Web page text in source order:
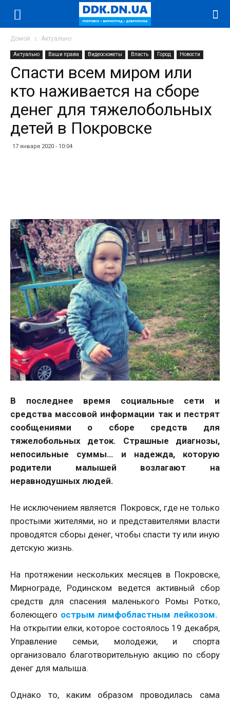
Домой Актуально
Актуально Ваши права Видеосюжеты Власть Город Новости
Спасти всем миром или
кто наживается на сборе
денег для тяжелобольных
детей в Покровске
17 января 2020 - 10:04
В последнее время социальные сети и
средства массовой информации так и пестрят
сообщениями о сборе средств для
тяжелобольных деток. Страшные диагнозы,
непосильные суммы… и надежда, которую
родители малышей возлагают на
неравнодушных людей.
Не исключением является Покровск, где не только
простыми жителями, но и представителями власти
проводятся сборы денег, чтобы спасти ту или иную
детскую жизнь.
На протяжении нескольких месяцев в Покровске,
Мирнограде, Родинском ведется активный сбор
средств для спасения маленького Ромы Ротко,
болеющего острым лимфобластным лейкозом.
На открытии елки, которое состоялось 19 декабря,
Управление семьи, молодежи, и спорта
организовало благотворительную акцию по сбору
денег для малыша.
Однако то, каким образом проводилась сама